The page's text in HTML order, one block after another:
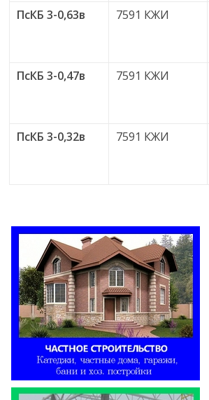
ПсКБ 3-0,63в 7591 КЖИ
ПсКБ 3-0,47в 7591 КЖИ
ПсКБ 3-0,32в 7591 КЖИ